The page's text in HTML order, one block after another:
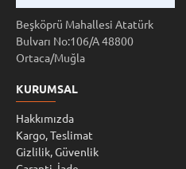
Beşköprü Mahallesi Atatürk
Bulvarı No:106/A 48800
Ortaca/Muğla
KURUMSAL
Hakkımızda
Kargo, Teslimat
Gizlilik, Güvenlik